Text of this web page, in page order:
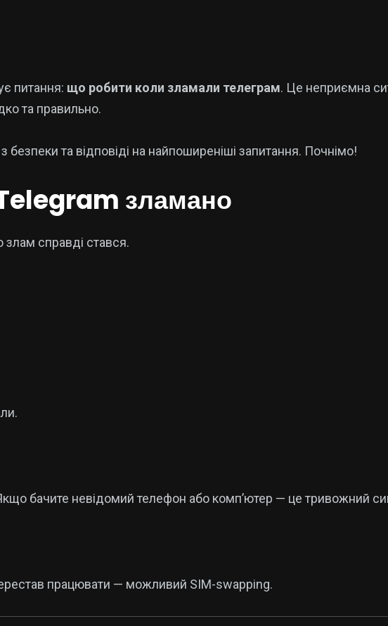
питання: що робити коли зламали телеграм. Це неприємна
та правильно.
безпеки та відповіді на найпоширеніші запитання. Почнімо!
зламано
справді стався.
бачите невідомий телефон або комп’ютер — це тривожний
працювати — можливий SIM-swapping.